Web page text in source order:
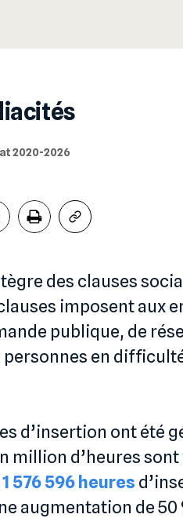
2020-2026
des clauses
imposent aux
publique, de
personnes en
d’insertion ont été
million d’heures sont
1 576 596 heures
augmentation de